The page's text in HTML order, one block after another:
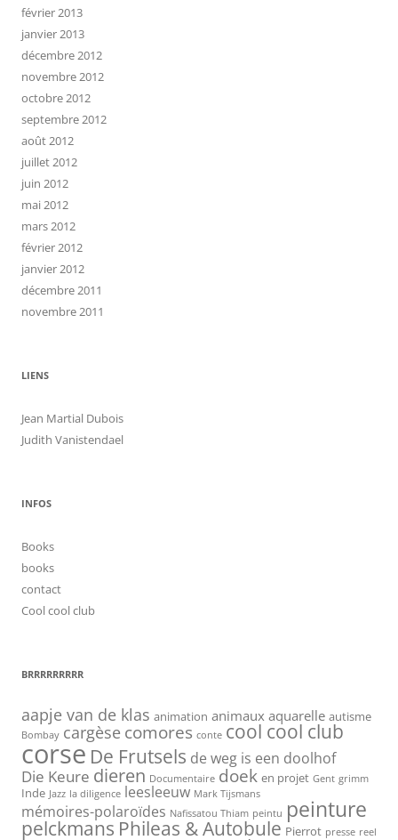
février 2013
janvier 2013
décembre 2012
novembre 2012
octobre 2012
septembre 2012
août 2012
juillet 2012
juin 2012
mai 2012
mars 2012
février 2012
janvier 2012
décembre 2011
novembre 2011
LIENS
Jean Martial Dubois
Judith Vanistendael
INFOS
Books
books
contact
Cool cool club
BRRRRRRRRR
aapje van de klas animation animaux aquarelle autisme
Bombay cargèse comores conte cool cool club
corse De Frutsels de weg is een doolhof
Die Keure dieren Documentaire doek en projet Gent grimm
Inde Jazz la diligence leesleeuw Mark Tijsmans
mémoires-polaroïdes Nafissatou Thiam peintu peinture
pelckmans Phileas & Autobule Pierrot presse reel